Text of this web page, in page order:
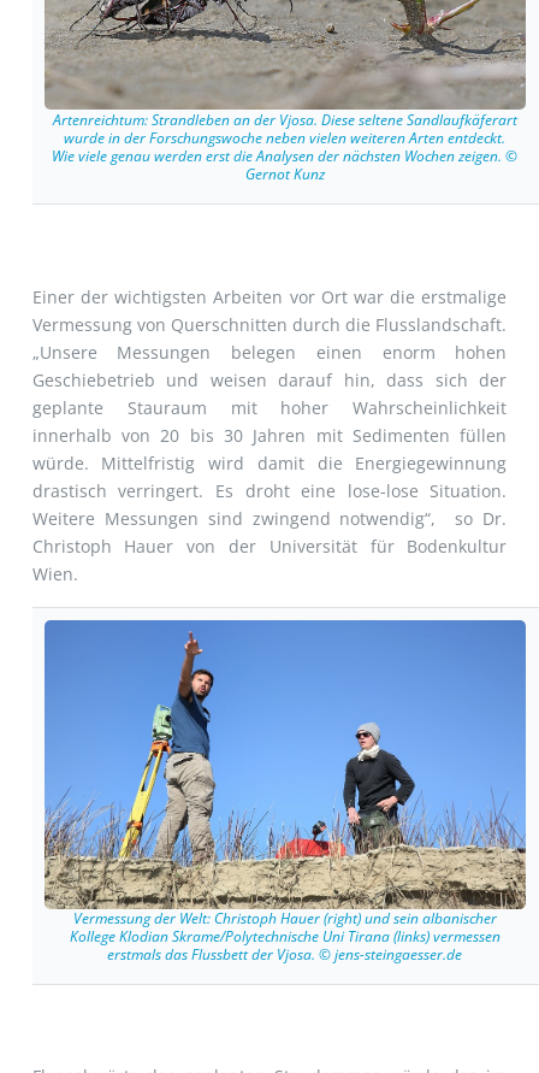
Artenreichtum: Strandleben an der Vjosa. Diese seltene Sandlaufkäferart
wurde in der Forschungswoche neben vielen weiteren Arten entdeckt.
Wie viele genau werden erst die Analysen der nächsten Wochen zeigen. ©
Gernot Kunz
Einer der wichtigsten Arbeiten vor Ort war die erstmalige
Vermessung von Querschnitten durch die Flusslandschaft.
„Unsere Messungen belegen einen enorm hohen
Geschiebetrieb und weisen darauf hin, dass sich der
geplante Stauraum mit hoher Wahrscheinlichkeit
innerhalb von 20 bis 30 Jahren mit Sedimenten füllen
würde. Mittelfristig wird damit die Energiegewinnung
drastisch verringert. Es droht eine lose-lose Situation.
Weitere Messungen sind zwingend notwendig“, so Dr.
Christoph Hauer von der Universität für Bodenkultur
Wien.
Vermessung der Welt: Christoph Hauer (right) und sein albanischer
Kollege Klodian Skrame/Polytechnische Uni Tirana (links) vermessen
erstmals das Flussbett der Vjosa. © jens-steingaesser.de